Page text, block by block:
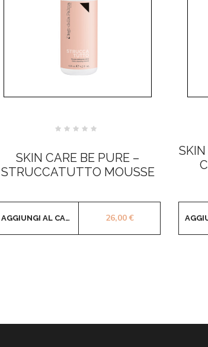
5
SKIN CARE BE PURE –
STRUCCATUTTO MOUSSE
26,00€
AGGIUNGI AL CARRELLO